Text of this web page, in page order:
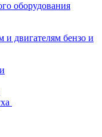
оборудования
и двигателям бензо и